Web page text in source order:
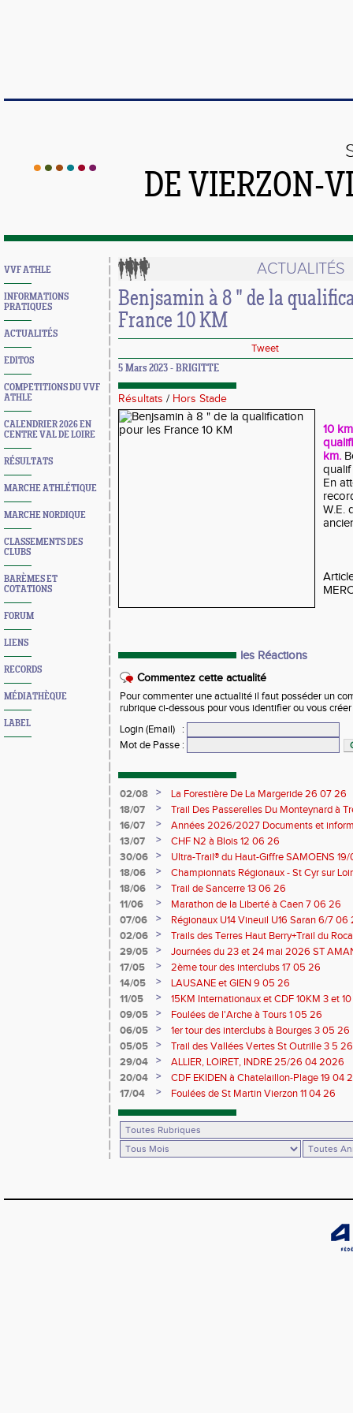
DE VIERZON-
VVF ATHLE
INFORMATIONS
PRATIQUES
ACTUALITÉS
EDITOS
COMPETITIONS DU VVF
ATHLE
CALENDRIER 2026 EN
CENTRE VAL DE LOIRE
RÉSULTATS
MARCHE ATHLÉTIQUE
MARCHE NORDIQUE
CLASSEMENTS DES
CLUBS
BARÈMES ET
COTATIONS
FORUM
LIENS
RECORDS
MÉDIATHÈQUE
LABEL
ACTUALITÉS
Benjsamin à 8 " de la
France 10 KM
Tweet
5 Mars 2023 - BRIGITTE
Résultats / Hors Stade
10
km.
En
W.E.
les Réactions
Commentez cette actualité
Pour commenter une actualité il faut posséder un
rubrique ci-dessous pour vous identifier ou vous
Login (Email)
:
Mot de Passe :
02/08 >
La Forestière De La Margeride 26 07 26
18/07
>
Trail Des Passerelles Du Monteynard à
16/07
>
Années 2026/2027 Documents et
13/07
>
CHF N2 à Blois 12 06 26
30/06
>
Ultra-Trail® du Haut-Giffre SAMOENS
18/06
>
Championnats Régionaux - St Cyr sur
Saran 13/14 06 26
18/06 >
Trail de Sancerre 13 06 26
11/06
>
Marathon de la Liberté à Caen 7 06 26
07/06
>
Régionaux U14 Vineuil U16 Saran 6/7 06
02/06
>
Trails des Terres Haut Berry+Trail du
du Berry 30/31 05 2026
29/05 >
Journées du 23 et 24 mai 2026 ST
17/05
>
2ème tour des interclubs 17 05 26
14/05
>
LAUSANE et GIEN 9 05 26
11/05
>
15KM Internationaux et CDF 10KM 3 et
09/05
>
Foulées de l'Arche à Tours 1 05 26
06/05
>
1er tour des interclubs à Bourges 3 05 26
05/05
>
Trail des Vallées Vertes St Outrille 3 5 26
29/04
>
ALLIER, LOIRET, INDRE 25/26 04 2026
20/04
>
CDF EKIDEN à Chatelaillon-Plage 19 04
17/04
> Foulées de St Martin Vierzon 11 04 26